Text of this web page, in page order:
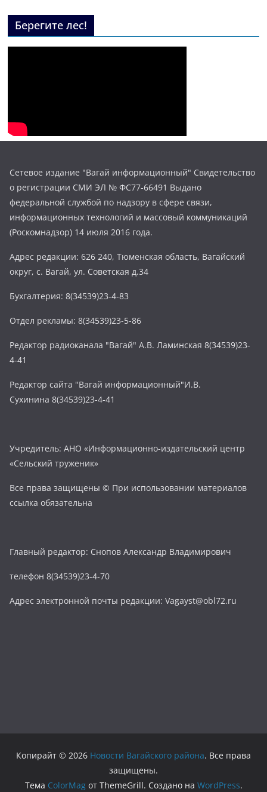
Берегите лес!
Сетевое издание "Вагай информационный" Свидетельство
о регистрации СМИ ЭЛ № ФС77-66491 Выдано
федеральной службой по надзору в сфере связи,
информационных технологий и массовый коммуникаций
(Роскомнадзор) 14 июля 2016 года.
Адрес редакции: 626 240, Тюменская область, Вагайский
округ, с. Вагай, ул. Советская д.34
Бухгалтерия: 8(34539)23-4-83
Отдел рекламы: 8(34539)23-5-86
Редактор радиоканала "Вагай" А.В. Ламинская 8(34539)23-
4-41
Редактор сайта "Вагай информационный"И.В.
Сухинина 8(34539)23-4-41
Учредитель: АНО «Информационно-издательский центр
«Сельский труженик»
Все права защищены © При использовании материалов
ссылка обязательна
Главный редактор: Снопов Александр Владимирович
телефон 8(34539)23-4-70
Адрес электронной почты редакции: Vagayst@obl72.ru
Копирайт © 2026 Новости Вагайского района. Все права
защищены.
Тема ColorMagот ThemeGrill. Создано на WordPress.